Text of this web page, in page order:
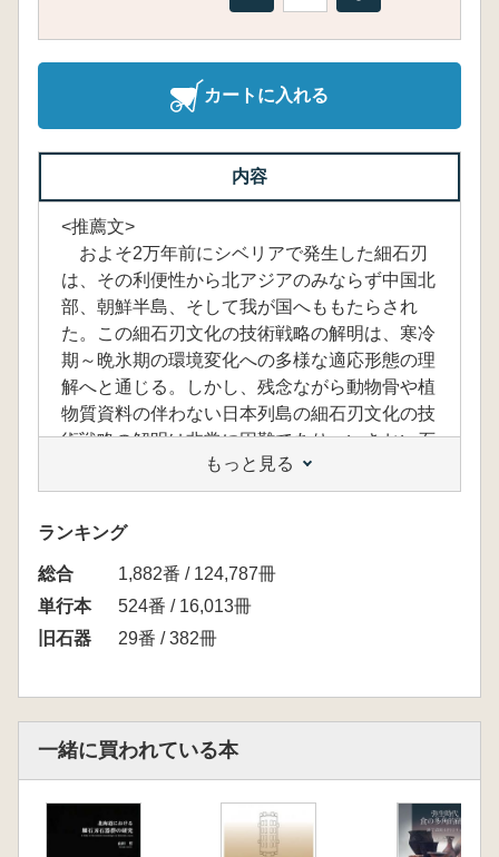
カートに入れる
内容
<推薦文>
およそ2万年前にシベリアで発生した細石刃
は、その利便性から北アジアのみならず中国北
部、朝鮮半島、そして我が国へももたらされ
た。この細石刃文化の技術戦略の解明は、寒冷
期～晩氷期の環境変化への多様な適応形態の理
解へと通じる。しかし、残念ながら動物骨や植
物質資料の伴わない日本列島の細石刃文化の技
術戦略の解明は非常に困難であり、いきおい石
器分析が研究の主体となる。しかもこの技術戦
略に視点を置いた石器研究は、これまで北日本
に展開した北方系(削片系)細石刃石器群を対象
に行われてきただけで、西南日本の非削片系細
石刃石器群ではきわめてまれであった。
本書は、この非削片系細石刃石器群の中心地
域ともいうべき九州地方を対象に、遺跡内外で
モデル化ではなく、膨大な分析資料を対象にし
石器接合関係の分析、使用痕分析、蛍光X線分
析による石材産地同定などの科学的分析手法に
もっと見る
ランキング
総合
1,882番 / 124,787冊
単行本
524番 / 16,013冊
旧石器
29番 / 382冊
一緒に買われている本